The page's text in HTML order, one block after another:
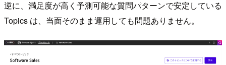
逆に、満足度が高く予測可能な質問パターンで安定している
Topics は、当面そのまま運用しても問題ありません。